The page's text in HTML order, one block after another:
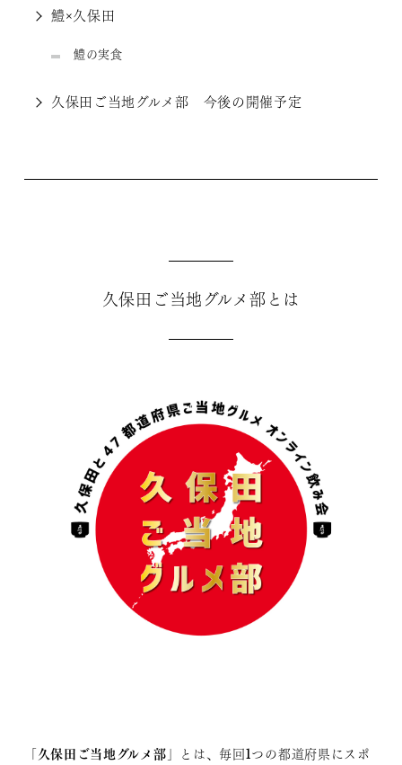
鱧×久保田
鱧の実食
久保田ご当地グルメ部 今後の開催予定
久保田ご当地グルメ部とは
「久保田ご当地グルメ部 」とは、毎回1つの都道府県にスポ